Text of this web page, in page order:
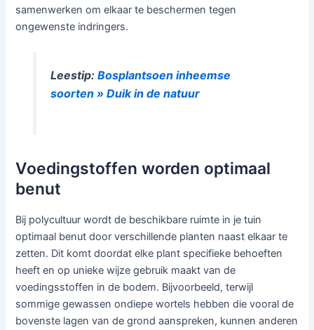
samenwerken om elkaar te beschermen tegen
ongewenste indringers.
Leestip: Bosplantsoen inheemse
soorten » Duik in de natuur
Voedingstoffen worden optimaal
benut
Bij polycultuur wordt de beschikbare ruimte in je tuin
optimaal benut door verschillende planten naast elkaar te
zetten. Dit komt doordat elke plant specifieke behoeften
heeft en op unieke wijze gebruik maakt van de
voedingsstoffen in de bodem. Bijvoorbeeld, terwijl
sommige gewassen ondiepe wortels hebben die vooral de
bovenste lagen van de grond aanspreken, kunnen anderen